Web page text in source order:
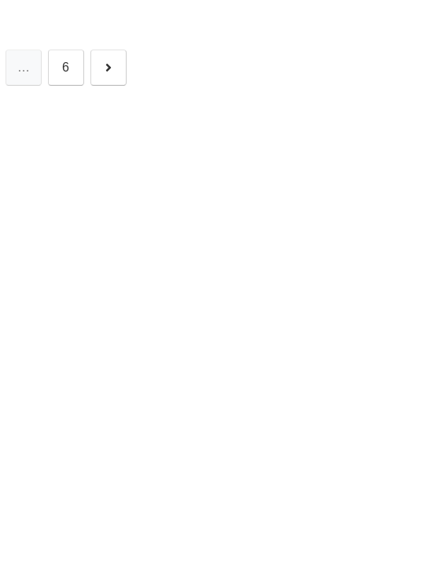
す。この段階では、体の内部から邪気を追
い出す治療を行います。大根やレンコンな
り、安静に過ごすことが大切です。このよ
能が低下すると、水分をうまく処理できな
す。また、久泄は「腎」の機能低下とも関
連付けられます。腎は、体の成長や生殖、
… 6 次